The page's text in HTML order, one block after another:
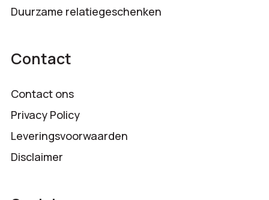
Duurzame relatiegeschenken
Contact
Contact ons
Privacy Policy
Leveringsvoorwaarden
Disclaimer